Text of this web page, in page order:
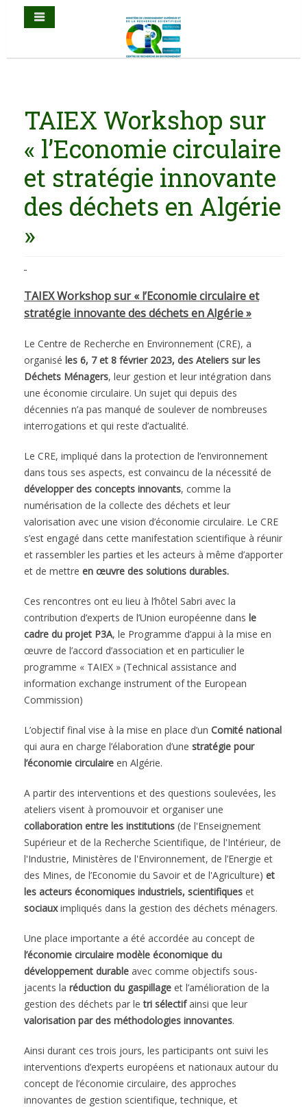
TAIEX Workshop sur
« l’Economie circulaire
et stratégie innovante
des déchets en Algérie
»
TAIEX Workshop sur « l’Economie circulaire et
stratégie innovante des déchets en Algérie »
Le Centre de Recherche en Environnement (CRE), a
organisé les 6, 7 et 8 février 2023, des Ateliers sur les
Déchets Ménagers, leur gestion et leur intégration dans
une économie circulaire. Un sujet qui depuis des
décennies n’a pas manqué de soulever de nombreuses
interrogations et qui reste d’actualité.
Le CRE, impliqué dans la protection de l’environnement
dans tous ses aspects, est convaincu de la nécessité de
développer des concepts innovants, comme la
numérisation de la collecte des déchets et leur
valorisation avec une vision d’économie circulaire. Le CRE
s’est engagé dans cette manifestation scientifique à réunir
et rassembler les parties et les acteurs à même d’apporter
et de mettre en œuvre des solutions durables.
Ces rencontres ont eu lieu à l’hôtel Sabri avec la
contribution d’experts de l’Union européenne dans le
cadre du projet P3A, le Programme d’appui à la mise en
œuvre de l’accord d’association et en particulier le
programme « TAIEX » (Technical assistance and
information exchange instrument of the European
Commission)
L’objectif final vise à la mise en place d’un Comité national
qui aura en charge l’élaboration d’une stratégie pour
l’économie circulaire en Algérie.
A partir des interventions et des questions soulevées, les
ateliers visent à promouvoir et organiser une
collaboration entre les institutions (de l'Enseignement
Supérieur et de la Recherche Scientifique, de l'Intérieur, de
l'Industrie, Ministères de l'Environnement, de l’Energie et
des Mines, de l’Economie du Savoir et de l'Agriculture) et
les acteurs économiques industriels, scientifiques et
sociauximpliqués dans la gestion des déchets ménagers.
Une place importante a été accordée au concept de
l’économie circulaire modèle économique du
développement durable avec comme objectifs sous-
jacents la réduction du gaspillage et l’amélioration de la
gestion des déchets par letri sélectifainsi que leur
valorisation par des méthodologies innovantes.
Ainsi durant ces trois jours, les participants ont suivi les
interventions d’experts européens et nationaux autour du
concept de l’économie circulaire, des approches
innovantes de gestion scientifique, technique, et